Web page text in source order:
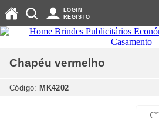
LOGIN
REGISTO
Chapéu vermelho
Código: MK4202